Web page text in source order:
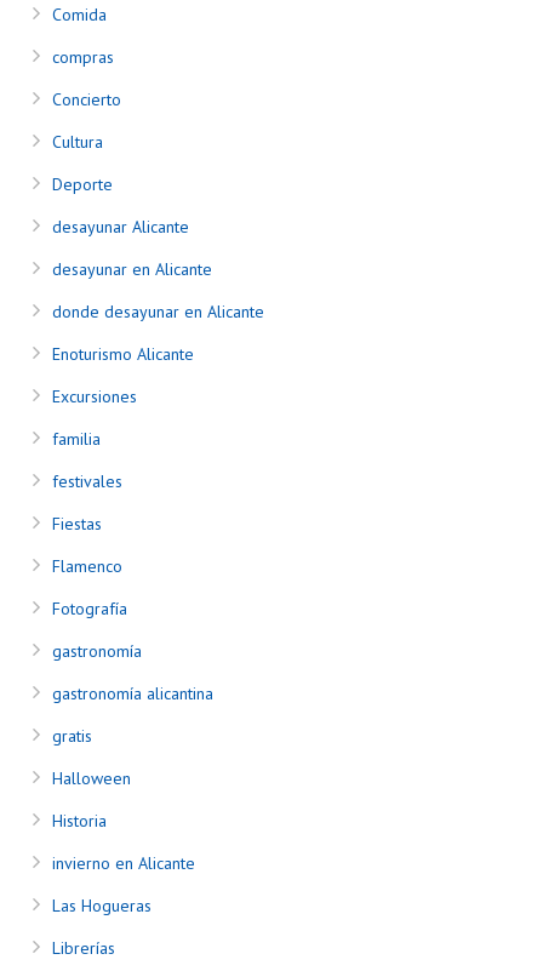
Comida
compras
Concierto
Cultura
Deporte
desayunar Alicante
desayunar en Alicante
donde desayunar en Alicante
Enoturismo Alicante
Excursiones
familia
festivales
Fiestas
Flamenco
Fotografía
gastronomía
gastronomía alicantina
gratis
Halloween
Historia
invierno en Alicante
Las Hogueras
Librerías